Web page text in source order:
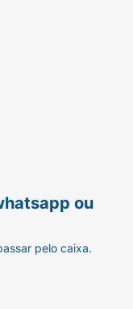
em
ou
pelo caixa.